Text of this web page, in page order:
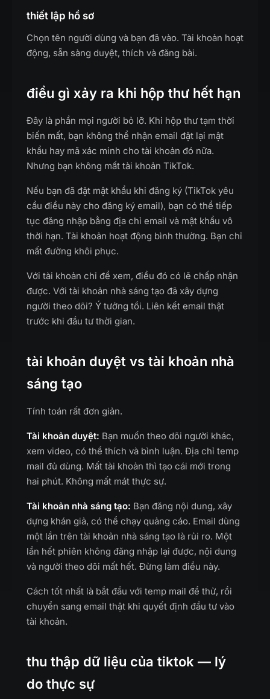
thiết lập hồ sơ
Chọn tên người dùng và bạn đã vào. Tài khoản hoạt
động, sẵn sàng duyệt, thích và đăng bài.
điều gì xảy ra khi hộp thư hết hạn
Đây là phần mọi người bỏ lỡ. Khi hộp thư tạm thời
biến mất, bạn không thể nhận email đặt lại mật
khẩu hay mã xác minh cho tài khoản đó nữa.
Nhưng bạn không mất tài khoản TikTok.
Nếu bạn đã đặt mật khẩu khi đăng ký (TikTok yêu
cầu điều này cho đăng ký email), bạn có thể tiếp
tục đăng nhập bằng địa chỉ email và mật khẩu vô
thời hạn. Tài khoản hoạt động bình thường. Bạn chỉ
mất đường khôi phục.
Với tài khoản chỉ để xem, điều đó có lẽ chấp nhận
được. Với tài khoản nhà sáng tạo đã xây dựng
người theo dõi? Ý tưởng tồi. Liên kết email thật
trước khi đầu tư thời gian.
tài khoản duyệt vs tài khoản nhà
sáng tạo
Tính toán rất đơn giản.
Tài khoản duyệt: Bạn muốn theo dõi người khác,
xem video, có thể thích và bình luận. Địa chỉ temp
mail đủ dùng. Mất tài khoản thì tạo cái mới trong
hai phút. Không mất mát thực sự.
Tài khoản nhà sáng tạo: Bạn đăng nội dung, xây
dựng khán giả, có thể chạy quảng cáo. Email dùng
một lần trên tài khoản nhà sáng tạo là rủi ro. Một
lần hết phiên không đăng nhập lại được, nội dung
và người theo dõi mất hết. Đừng làm điều này.
Cách tốt nhất là bắt đầu với temp mail để thử, rồi
chuyển sang email thật khi quyết định đầu tư vào
tài khoản.
thu thập dữ liệu của tiktok — lý
do thực sự